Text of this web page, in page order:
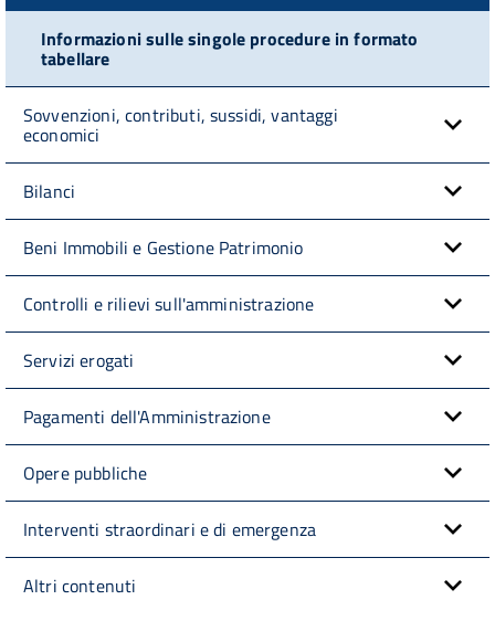
Informazioni sulle singole procedure in formato
tabellare
Sovvenzioni, contributi, sussidi, vantaggi
economici
Bilanci
Beni Immobili e Gestione Patrimonio
Controlli e rilievi sull'amministrazione
Servizi erogati
Pagamenti dell'Amministrazione
Opere pubbliche
Interventi straordinari e di emergenza
Altri contenuti